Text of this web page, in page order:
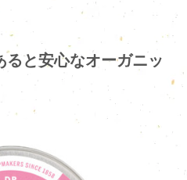
ると安心なオーガニッ